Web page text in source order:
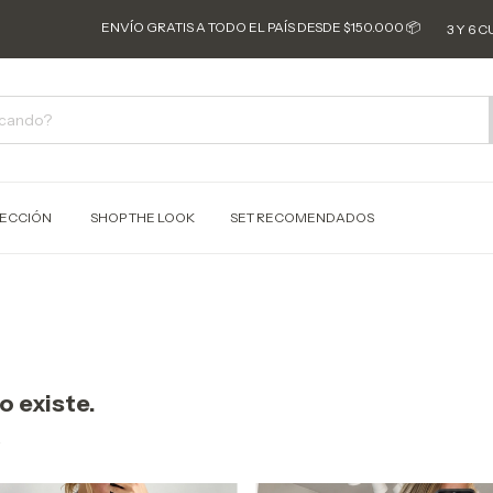
ENVÍO GRATIS A TODO EL PAÍS DESDE $150.000 📦 3 Y 6 CUOTAS
SHOP THE LOOK SET RECOMENDADOS
existe.